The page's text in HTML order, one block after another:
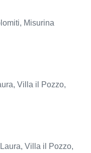
Misurina
Villa il Pozzo,
Villa il Pozzo,